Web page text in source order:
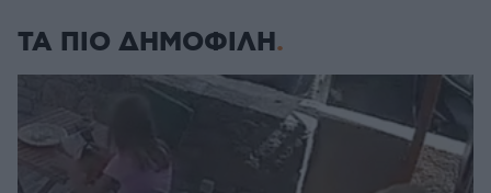
ΤΑ ΠΙΟ ΔΗΜΟΦΙΛΗ